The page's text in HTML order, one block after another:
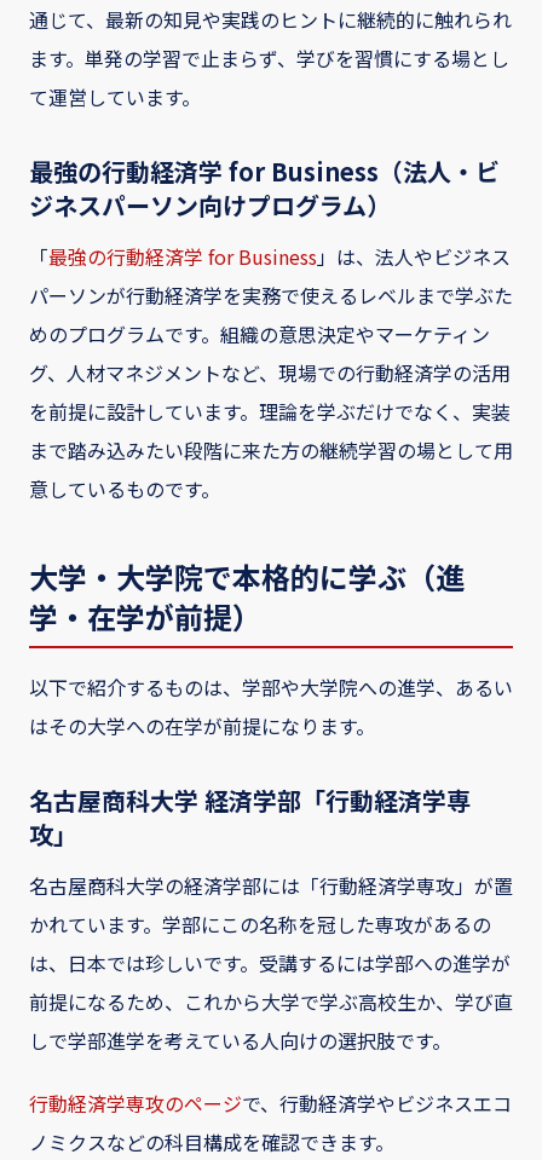
通じて、最新の知見や実践のヒントに継続的に触れられ
ます。単発の学習で止まらず、学びを習慣にする場とし
て運営しています。
最強の行動経済学 for Business（法人・ビ
ジネスパーソン向けプログラム）
「最強の行動経済学 for Business」は、法人やビジネス
パーソンが行動経済学を実務で使えるレベルまで学ぶた
めのプログラムです。組織の意思決定やマーケティン
グ、人材マネジメントなど、現場での行動経済学の活用
を前提に設計しています。理論を学ぶだけでなく、実装
まで踏み込みたい段階に来た方の継続学習の場として用
意しているものです。
大学・大学院で本格的に学ぶ（進
学・在学が前提）
以下で紹介するものは、学部や大学院への進学、あるい
はその大学への在学が前提になります。
名古屋商科大学 経済学部「行動経済学専
攻」
名古屋商科大学の経済学部には「行動経済学専攻」が置
かれています。学部にこの名称を冠した専攻があるの
は、日本では珍しいです。受講するには学部への進学が
前提になるため、これから大学で学ぶ高校生か、学び直
しで学部進学を考えている人向けの選択肢です。
行動経済学専攻のページで、行動経済学やビジネスエコ
ノミクスなどの科目構成を確認できます。